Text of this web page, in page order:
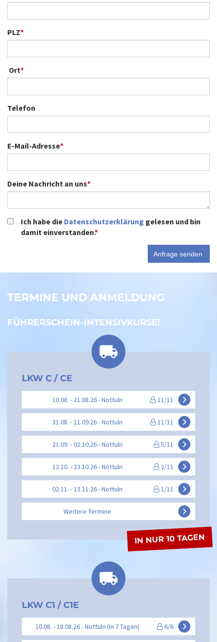
PLZ*
Ort*
Telefon
E-Mail-Adresse*
Deine Nachricht an uns*
Ich habe die Datenschutzerklärung gelesen und bin
damit einverstanden.*
TERMINE UND ANMELDUNG
FÜHRERSCHEIN-INTENSIVKURSE!
LKW C / CE
10.08. - 21.08.26 - Nottuln 11/11 keyboard_arrow_right
31.08. - 11.09.26 - Nottuln 11/11 keyboard_arrow_right
21.09. - 02.10.26 - Nottuln 5/11 keyboard_arrow_right
12.10. - 23.10.26 - Nottuln 2/11 keyboard_arrow_right
02.11. - 13.11.26 - Nottuln 1/11 keyboard_arrow_right
Weitere Termine keyboard_arrow_right
IN NUR 10 TAGEN
LKW C1 / C1E
10.08. - 18.08.26 - Nottuln (In 7 Tagen) 6/6 keyboard_arrow_right